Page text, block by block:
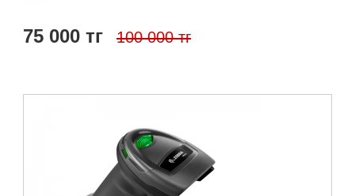
75 000 тг 100 000 тг